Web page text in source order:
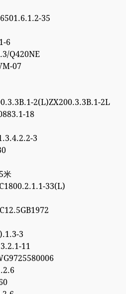
35
6
Q420NE
07
2(L)ZX200.3.3B.1-2L
18
3
米
33(L)
3
11